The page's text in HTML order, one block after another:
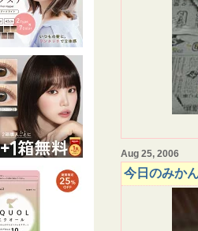
Aug 25, 2006
今日のみか